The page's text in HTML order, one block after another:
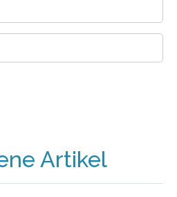
Artikel